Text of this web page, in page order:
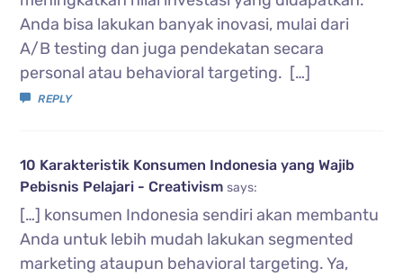
Anda bisa lakukan banyak inovasi, mulai dari
A/B testing dan juga pendekatan secara
personal atau behavioral targeting. […]
REPLY
10 Karakteristik Konsumen Indonesia yang Wajib
Pebisnis Pelajari - Creativism says:
[…] konsumen Indonesia sendiri akan membantu
Anda untuk lebih mudah lakukan segmented
marketing ataupun behavioral targeting. Ya,